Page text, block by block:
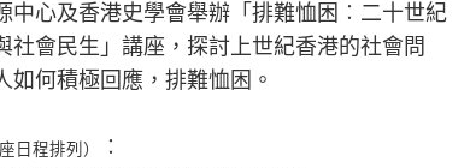
中心及香港史學會舉辦「排難恤困︰二十世紀
社會民生」講座，探討上世紀香港的社會問
如何積極回應，排難恤困。
日程排列）
︰